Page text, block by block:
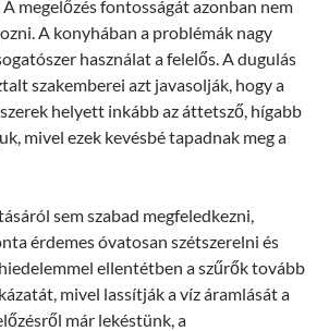
megelőzés fontosságát azonban nem
A konyhában a problémák nagy
használat a felelős. A dugulás
szakemberei azt javasolják, hogy a
helyett inkább az áttetsző, hígabb
mivel ezek kevésbé tapadnak meg a
sem szabad megfeledkezni,
érdemes óvatosan szétszerelni és
ellentétben a szűrők tovább
mivel lassítják a víz áramlását a
már lekéstünk, a